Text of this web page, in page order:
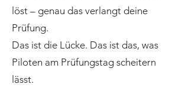
löst – genau das verlangt deine
Prüfung.
Das ist die Lücke. Das ist das, was
Piloten am Prüfungstag scheitern
lässt.